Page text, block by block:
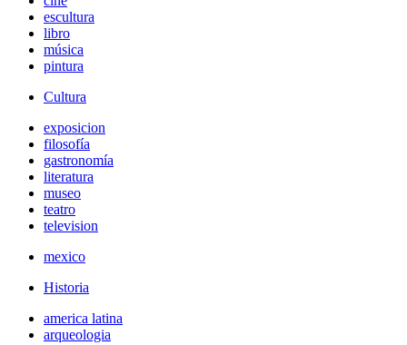
escultura
libro
música
pintura
Cultura
exposicion
filosofía
gastronomía
literatura
museo
teatro
television
mexico
Historia
america latina
arqueologia